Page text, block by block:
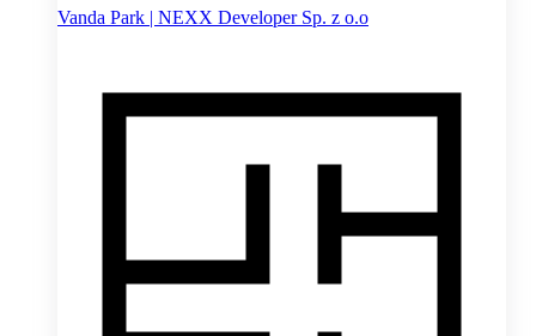
Vanda Park | NEXX Developer Sp. z o.o